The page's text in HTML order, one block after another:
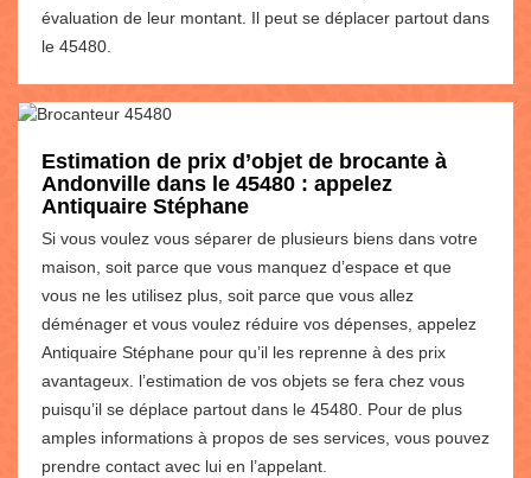
évaluation de leur montant. Il peut se déplacer partout dans
le 45480.
Estimation de prix d’objet de brocante à
Andonville dans le 45480 : appelez
Antiquaire Stéphane
Si vous voulez vous séparer de plusieurs biens dans votre
maison, soit parce que vous manquez d’espace et que
vous ne les utilisez plus, soit parce que vous allez
déménager et vous voulez réduire vos dépenses, appelez
Antiquaire Stéphane pour qu’il les reprenne à des prix
avantageux. l’estimation de vos objets se fera chez vous
puisqu’il se déplace partout dans le 45480. Pour de plus
amples informations à propos de ses services, vous pouvez
prendre contact avec lui en l’appelant.